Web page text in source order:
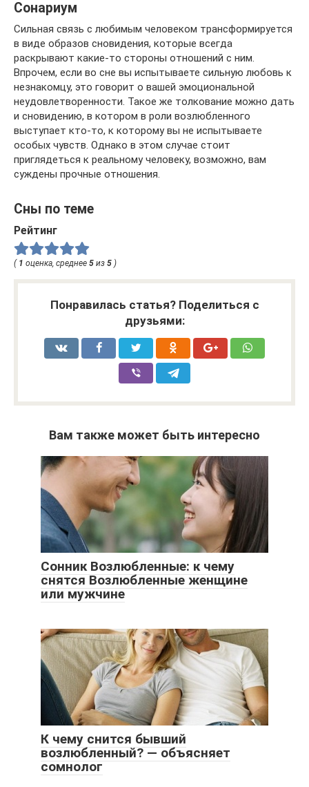
Сонариум
Сильная связь с любимым человеком трансформируется
в виде образов сновидения, которые всегда
раскрывают какие-то стороны отношений с ним.
Впрочем, если во сне вы испытываете сильную любовь к
незнакомцу, это говорит о вашей эмоциональной
неудовлетворенности. Такое же толкование можно дать
и сновидению, в котором в роли возлюбленного
выступает кто-то, к которому вы не испытываете
особых чувств. Однако в этом случае стоит
приглядеться к реальному человеку, возможно, вам
суждены прочные отношения.
Сны по теме
Рейтинг
( 1 оценка, среднее 5 из 5 )
Понравилась статья? Поделиться с
друзьями:
Вам также может быть интересно
Сонник Возлюбленные: к чему
снятся Возлюбленные женщине
или мужчине
К чему снится бывший
возлюбленный? — объясняет
сомнолог